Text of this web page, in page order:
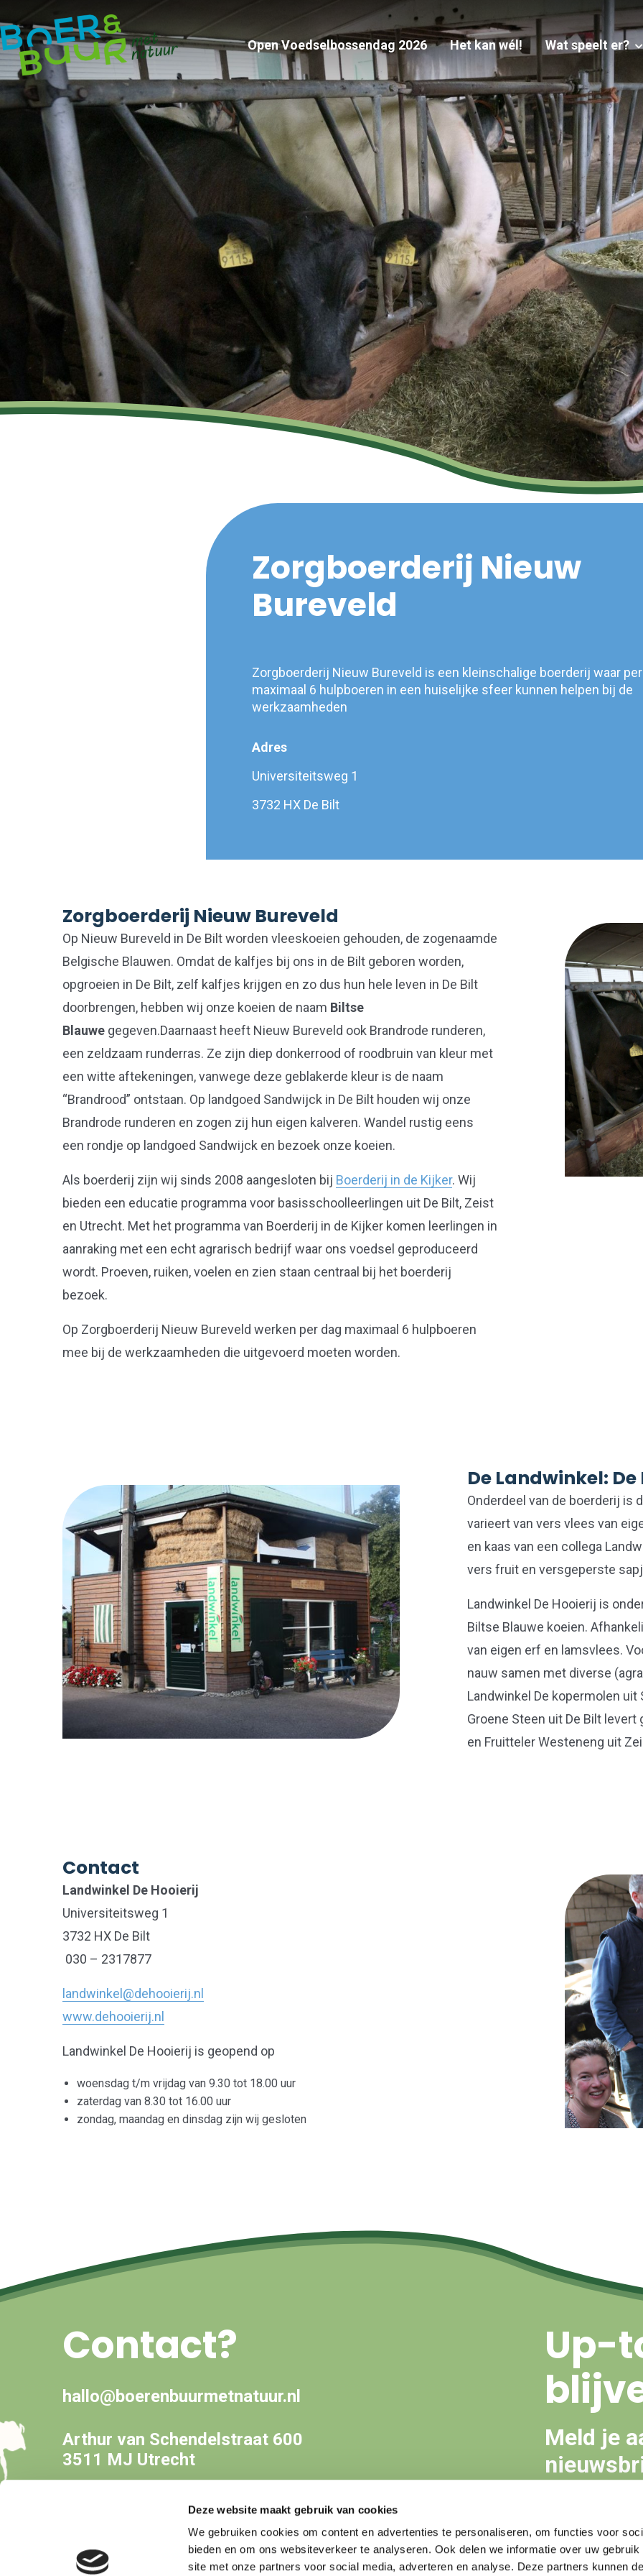
Deze website maakt gebruik van cookies
We gebruiken cookies om content en advertenties te personaliseren, om functies voor
bieden en om ons websiteverkeer te analyseren. Ook delen we informatie over uw gebruik
site met onze partners voor social media, adverteren en analyse. Deze partners kunnen
Open Voedselbossendag 2026 Het kan wél! Wat speelt er?
Zorgboerderij Nieuw
Bureveld
Zorgboerderij Nieuw Bureveld is een kleinschalige boerderij waar
maximaal 6 hulpboeren in een huiselijke sfeer kunnen helpen bij de
werkzaamheden
Adres
Universiteitsweg 1
3732 HX De Bilt
Zorgboerderij Nieuw Bureveld
Op Nieuw Bureveld in De Bilt worden vleeskoeien gehouden, de zogenaamde
Belgische Blauwen. Omdat de kalfjes bij ons in de Bilt geboren worden,
opgroeien in De Bilt, zelf kalfjes krijgen en zo dus hun hele leven in De Bilt
doorbrengen, hebben wij onze koeien de naam Biltse
Blauwe gegeven.Daarnaast heeft Nieuw Bureveld ook Brandrode runderen,
een zeldzaam runderras. Ze zijn diep donkerrood of roodbruin van kleur met
een witte aftekeningen, vanwege deze geblakerde kleur is de naam
“Brandrood” ontstaan. Op landgoed Sandwijck in De Bilt houden wij onze
Brandrode runderen en zogen zij hun eigen kalveren. Wandel rustig eens
een rondje op landgoed Sandwijck en bezoek onze koeien.
Als boerderij zijn wij sinds 2008 aangesloten bij Boerderij in de Kijker. Wij
bieden een educatie programma voor basisschoolleerlingen uit De Bilt, Zeist
en Utrecht. Met het programma van Boerderij in de Kijker komen leerlingen in
aanraking met een echt agrarisch bedrijf waar ons voedsel geproduceerd
wordt. Proeven, ruiken, voelen en zien staan centraal bij het boerderij
bezoek.
Op Zorgboerderij Nieuw Bureveld werken per dag maximaal 6 hulpboeren
mee bij de werkzaamheden die uitgevoerd moeten worden.
De Landwinkel:
Onderdeel van de boerderij is
varieert van vers vlees van
en kaas van een collega
vers fruit en versgeperste
Landwinkel De Hooierij is
Biltse Blauwe koeien.
van eigen erf en lamsvlees.
nauw samen met diverse
Landwinkel De kopermolen
Groene Steen uit De Bilt
en Fruitteler Westeneng uit
Contact
Landwinkel De Hooierij
Universiteitsweg 1
3732 HX De Bilt
030 – 2317877
landwinkel@dehooierij.nl
www.dehooierij.nl
Landwinkel De Hooierij is geopend op
woensdag t/m vrijdag van 9.30 tot 18.00 uur
zaterdag van 8.30 tot 16.00 uur
zondag, maandag en dinsdag zijn wij gesloten
Contact?
hallo@boerenbuurmetnatuur.nl
Arthur van Schendelstraat 600
3511 MJ Utrecht
Up-
Meld je